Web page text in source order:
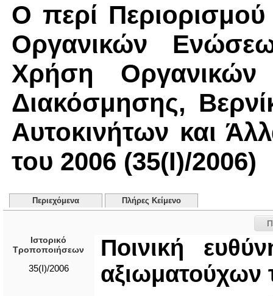
Ο περί
Οργανικών
Χρήση
Διακόσμησης,
Αυτοκινήτων και
του 2006 (35(I)/2006)
Περιεχόμενα Πλήρες Κείμενο
Ιστορικό
Τροποποιήσεων
35(I)/2006
Ποινική
αξιωματούχων